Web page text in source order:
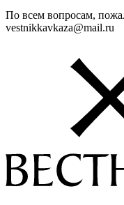
По всем вопросам,
vestnikkavkaza@mail.ru